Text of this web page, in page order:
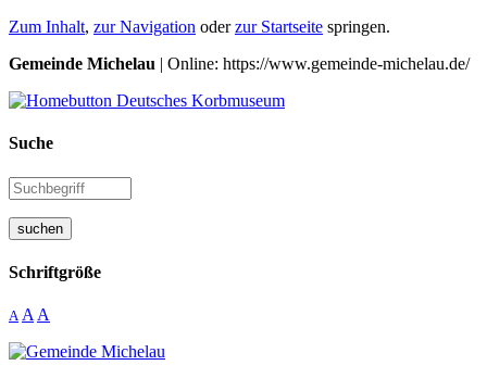
Zum Inhalt, zur Navigation oderzur Startseite springen.
Gemeinde Michelau | Online: https://www.gemeinde-michelau.de/
Suche
suchen
Schriftgröße
A A A